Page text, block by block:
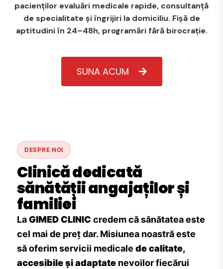
pacienților evaluări medicale rapide, consultanță
de specialitate și îngrijiri la domiciliu. Fișă de
aptitudini în 24–48h, programări fără birocrație.
SUNA ACUM
DESPRE NOI
Clinică dedicată
sănătății angajaților și
familiei
LaGIMED CLINIC credem că sănătatea este
cel mai de preț dar. Misiunea noastră este
să oferim servicii medicale de calitate,
accesibile și adaptate nevoilor fiecărui